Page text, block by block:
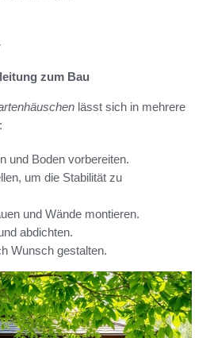
zum Bau
lässt sich in mehrere
und Boden vorbereiten.
um die Stabilität zu
und Wände montieren.
abdichten.
Wunsch gestalten.